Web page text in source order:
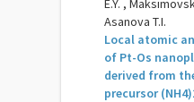
E.Y. ,
Asanova T.I.
Local atomic
of Pt-Os
derived from
precursor